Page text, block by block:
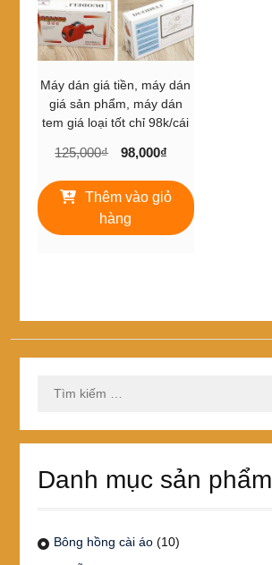
Máy dán giá tiền, máy dán
giá sản phẩm, máy dán
tem giá loại tốt chỉ 98k/cái
125,000₫
Giá
là:
125,000₫.
98,000₫
tại
98,000₫.
Thêm vào giỏ
hàng
kiếm
Danh mục sản phẩm
Bông hồng cài áo (10)